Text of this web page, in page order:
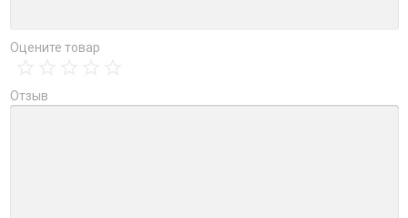
Оцените товар
Отзыв